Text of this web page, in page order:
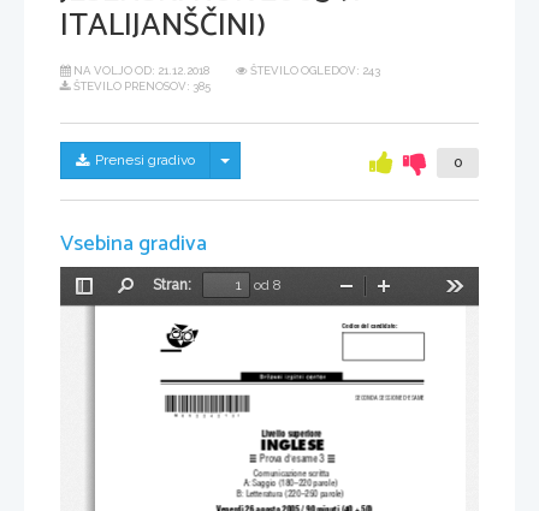
ITALIJANŠČINI)
NA VOLJO OD: 21.12.2018
ŠTEVILO OGLEDOV: 243
ŠTEVILO PRENOSOV: 385
Prenesi gradivo Skrij/prikaži meni 0
Vsebina gradiva
Preklopi
Stran:
od 8
Pomanjšaj
INGLESE
Prova d'esame 3
SECONDA SESSIONE D'ESAME
Codice del candidato:
Livello superiore
A: Saggio (180–220 parole)
B: Letteratura (220–250 parole)
Comunicazione scritta